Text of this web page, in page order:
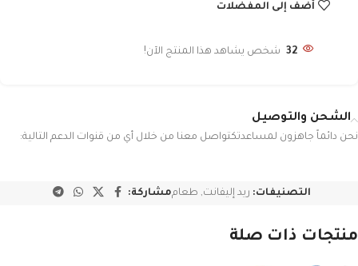
أضف إلى المفضلات
32 شخص يشاهد هذا المنتج الآن!
الشحن والتوصيل
نحن دائماً جاهزون لمساعدتكتواصل معنا من خلال أي من قنوات الدعم التالية:
التصنيفات: ريد إليفانت, طعاممشاركة:
منتجات ذات صلة